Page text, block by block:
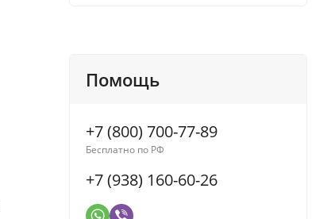
Помощь
+7 (800) 700-77-89
Бесплатно по РФ
+7 (938) 160-60-26